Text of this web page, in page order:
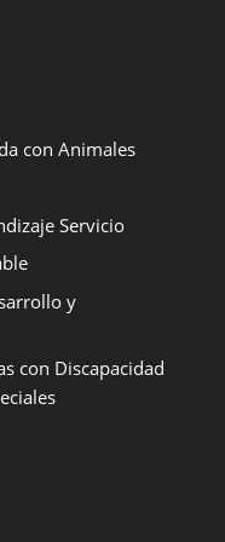
con Animales
Servicio
y
con Discapacidad